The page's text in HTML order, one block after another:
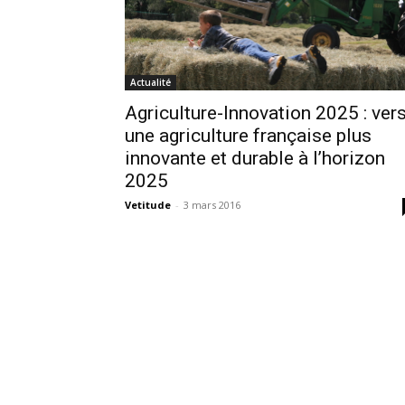
Actualité
Agriculture-Innovation 2025 :
une agriculture française plus
innovante et durable à l’horizon
2025
Vetitude - 3 mars 2016